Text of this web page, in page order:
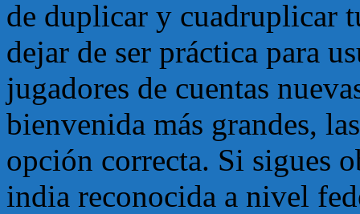
de duplicar y cuadruplicar
dejar de ser práctica para
jugadores de cuentas
bienvenida más grandes,
opción correcta. Si sigues
india reconocida a nivel